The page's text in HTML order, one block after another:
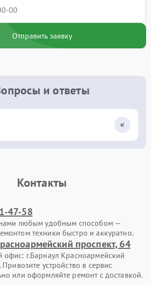
Отправить заявку
и ответы
Контакты
47-58
нами любым удобным способом —
техники быстро и аккуратно.
проспект, 64
офис: г.Барнаул Красноармейский
Привозите устройство в сервис
или оформляйте ремонт с доставкой.